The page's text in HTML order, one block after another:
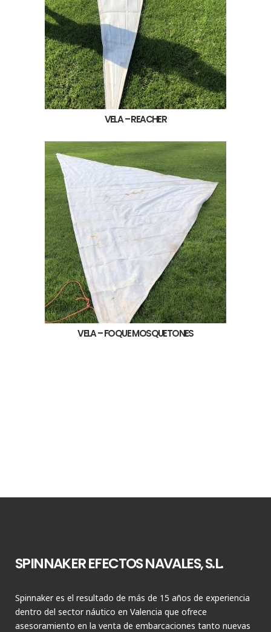
VELA – REACHER
VELA – FOQUE MOSQUETONES
SPINNAKER EFECTOS NAVALES, S.L.
Spinnaker es el resultado de más de 15 años de experiencia
dentro del sector náutico en Valencia que ofrece
asesoramiento en la venta de embarcaciones tanto nuevas